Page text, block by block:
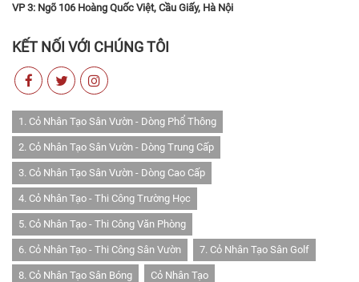
VP 3: Ngõ 106 Hoàng Quốc Việt, Cầu Giấy, Hà Nội
KẾT NỐI VỚI CHÚNG TÔI
1. Cỏ Nhân Tạo Sân Vườn - Dòng Phổ Thông
2. Cỏ Nhân Tạo Sân Vườn - Dòng Trung Cấp
3. Cỏ Nhân Tạo Sân Vườn - Dòng Cao Cấp
4. Cỏ Nhân Tạo - Thi Công Trường Học
5. Cỏ Nhân Tạo - Thi Công Văn Phòng
6. Cỏ Nhân Tạo - Thi Công Sân Vườn 7. Cỏ Nhân Tạo Sân Golf
8. Cỏ Nhân Tạo Sân Bóng Cỏ Nhân Tạo